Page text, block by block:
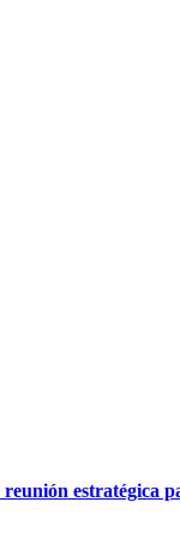
estratégica